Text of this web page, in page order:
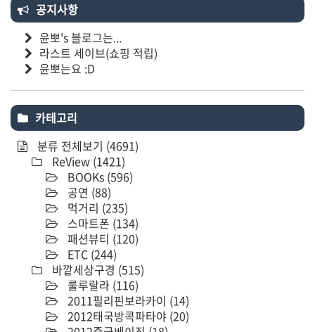
공지사항
윤뽀's 블로그는...
라스트 세이브(쇼핑 적립)
윤뽀는요 :D
카테고리
분류 전체보기 (4691)
ReView (1421)
BOOKs (596)
공연 (88)
먹거리 (235)
스마트폰 (134)
패션뷰티 (120)
ETC (244)
바깥세상구경 (515)
룰루랄라 (116)
2011필리핀보라카이 (14)
2012태국방콕파타야 (20)